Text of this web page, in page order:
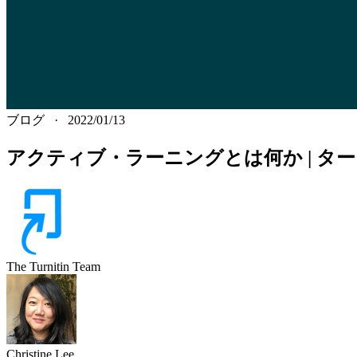
ブログ · 2022/01/13
アクティブ・ラーニングとは何か | タ
The Turnitin Team
Christine Lee